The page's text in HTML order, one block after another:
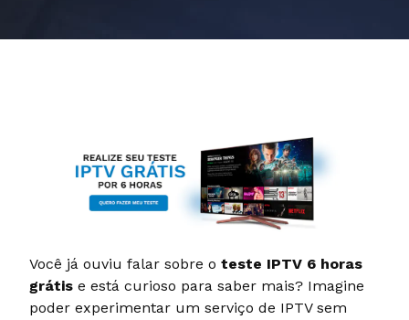
Você já ouviu falar sobre o teste IPTV 6 horas
grátis e está curioso para saber mais? Imagine
poder experimentar um serviço de IPTV sem